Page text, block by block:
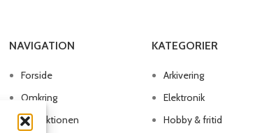
NAVIGATION
Forside
Omkring
Produktionen
KATEGORIER
Arkivering
Elektronik
Hobby & fritid